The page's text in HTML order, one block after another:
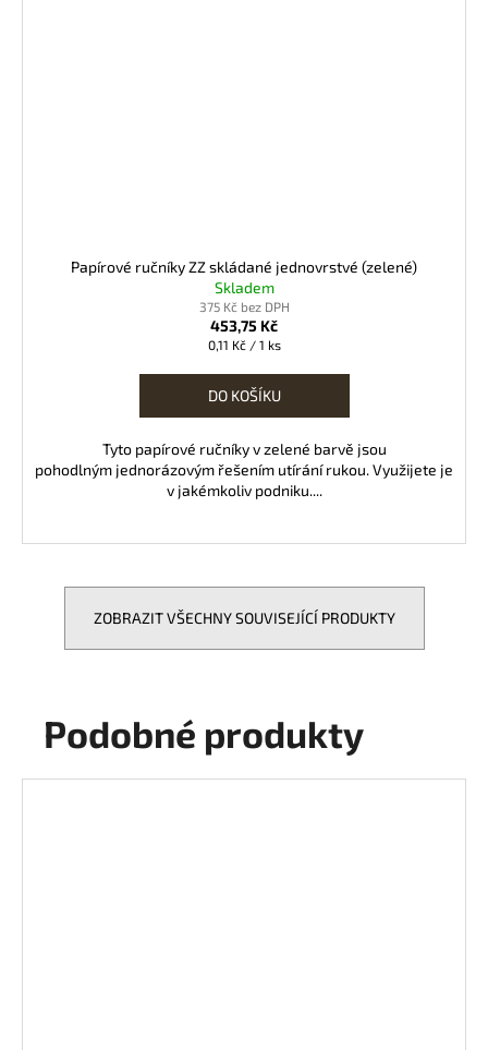
Papírové ručníky ZZ skládané jednovrstvé (zelené)
Skladem
375 Kč bez DPH
453,75 Kč
Měrná
0,11 Kč / 1 ks
DO KOŠÍKU
Tyto papírové ručníky v zelené barvě jsou
pohodlným jednorázovým řešením utírání rukou. Využijete je
v jakémkoliv podniku....
ZOBRAZIT VŠECHNY SOUVISEJÍCÍ PRODUKTY
Podobné produkty